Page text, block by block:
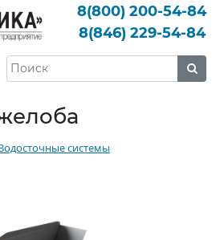
8(800) 200-54-84
8(846)229-54-84
системы